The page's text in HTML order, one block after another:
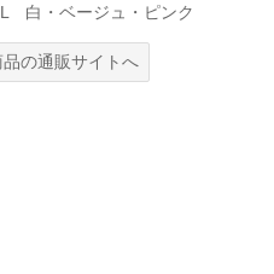
ージュ・ピンク
品の通販サイトへ